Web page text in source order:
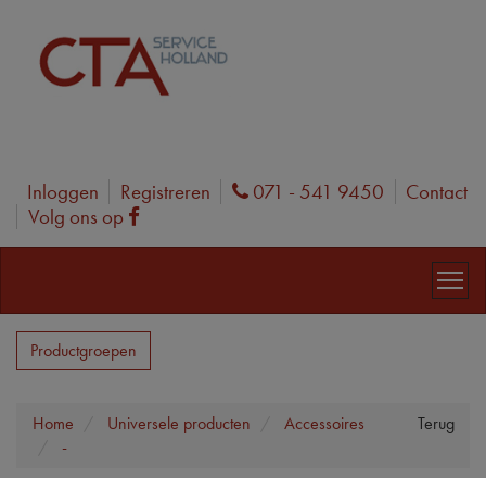
Inloggen Registreren Phone
071 - 541 9450
Contact
Volg ons op
Facebook
Productgroepen
Terug
Home Universele producten
Accessoires
-